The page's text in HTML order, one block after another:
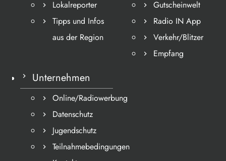
Lokalreporter
Tipps und Infos
aus der Region
Gutscheinwelt
Radio IN App
Verkehr/Blitzer
Empfang
Unternehmen
Online/Radiowerbung
Datenschutz
Jugendschutz
Teilnahmebedingungen